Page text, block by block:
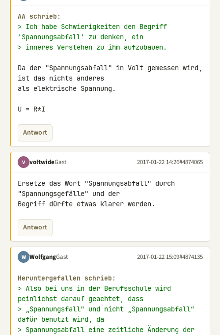
AA schrieb:
> Ich habe Schwierigkeiten den Begriff
'Spannungsabfall' zu denken, ein
> inneres Verstehen zu ihm aufzubauen.
Da der "Spannungsabfall" in Volt gemessen wird,
ist das nichts anderes
als elektrische Spannung.
U = R*I
Antwort
V voltwideGast 2017-01-22 14:26#4874065
Ersetze das Wort "Spannungsabfall" durch
"Spannungsgefälle" und der
Begriff dürfte etwas klarer werden.
Antwort
W WolfgangGast 2017-01-22 15:09#4874135
Heruntergefallen schrieb:
> Also bei uns in der Berufsschule wird
peinlichst darauf geachtet, dass
> „Spannungsfall“ und nicht „Spannungsabfall“
dafür benutzt wird, da
> Spannungsabfall eine zeitliche Änderung der